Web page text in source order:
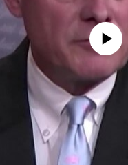
No media source